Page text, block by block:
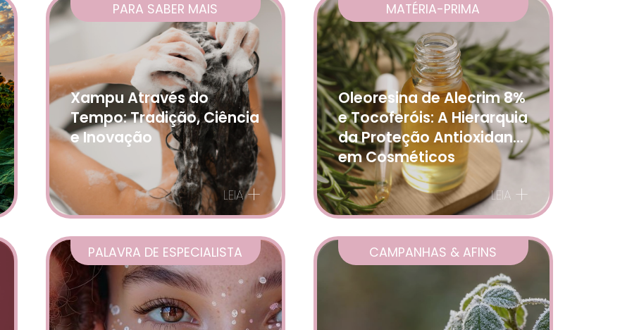
PARA SABER MAIS
Xampu Através do
Tempo: Tradição, Ciência
e Inovação
LEIA +
MATÉRIA-PRIMA
Oleoresina de Alecrim 8%
e Tocoferóis: A Hierarquia
da Proteção Antioxidante
em Cosméticos
LEIA +
PALAVRA DE ESPECIALISTA CAMPANHAS & AFINS